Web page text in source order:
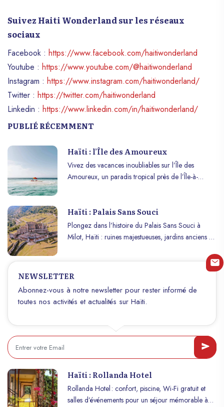
Suivez Haiti Wonderland sur les réseaux
sociaux
Facebook : https://www.facebook.com/haitiwonderland
Youtube : https://www.youtube.com/@haitiwonderland
Instagram : https://www.instagram.com/haitiwonderland/
Twitter : https://twitter.com/haitiwonderland
Linkedin : https://www.linkedin.com/in/haitiwonderland/
PUBLIÉ RÉCEMMENT
Haïti : l’Île des Amoureux
Vivez des vacances inoubliables sur l’Île des
Amoureux, un paradis tropical près de l’Île-à-
Haïti : Palais Sans Souci
Plongez dans l’histoire du Palais Sans Souci à
Milot, Haïti : ruines majestueuses, jardins anciens et
NEWSLETTER
Abonnez-vous à notre newsletter pour rester informé de
toutes nos activités et actualités sur Haïti.
Haïti : Rollanda Hotel
Rollanda Hotel : confort, piscine, Wi-Fi gratuit et
salles d’événements pour un séjour mémorable à